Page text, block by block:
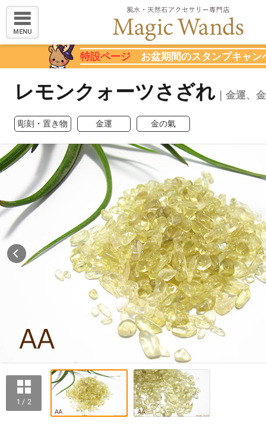
MENU
特設ページ お盆期間のスタンプキャン
レモンクォーツさざれ ｜金運、
彫刻・置き物 金運 金の氣
1 / 2